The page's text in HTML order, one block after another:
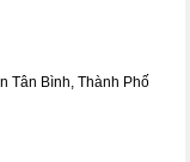
Tân Bình, Thành Phố